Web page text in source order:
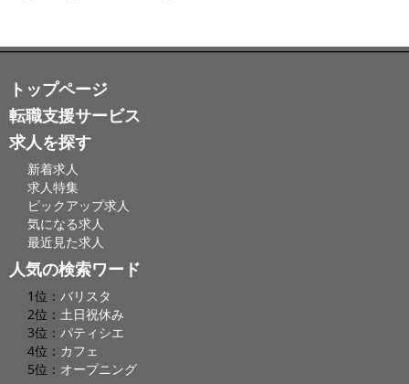
トップページ
転職支援サービス
求人を探す
新着求人
求人特集
ピックアップ求人
気になる求人
最近見た求人
人気の検索ワード
1位： バリスタ
2位： 土日祝休み
3位： パティシエ
4位： カフェ
5位： オープニング